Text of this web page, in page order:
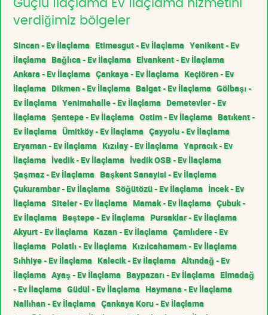
Güçlü İlaçlama Ev İlaçlama hizmetini
verdiğimiz bölgeler
Sincan - Ev İlaçlama Etimesgut - Ev İlaçlama Yenikent - Ev
İlaçlama Bağlıca - Ev İlaçlama Elvankent - Ev İlaçlama
Ankara - Ev İlaçlama Çankaya - Ev İlaçlama Keçiören - Ev
İlaçlama Dikmen - Ev İlaçlama Balgat - Ev İlaçlama Gölbaşı -
Ev İlaçlama Yenimahalle - Ev İlaçlama Demetevler - Ev
İlaçlama Şentepe - Ev İlaçlama Ostim - Ev İlaçlama Batıkent -
Ev İlaçlama Ümitköy - Ev İlaçlama Çayyolu - Ev İlaçlama
Eryaman - Ev İlaçlama Kızılay - Ev İlaçlama Yapracık - Ev
İlaçlama İvedik - Ev İlaçlama İvedik OSB - Ev İlaçlama
Şaşmaz - Ev İlaçlama Başkent Sanayisi - Ev İlaçlama
Çukurambar - Ev İlaçlama Söğütözü - Ev İlaçlama İncek - Ev
İlaçlama Siteler - Ev İlaçlama Mamak - Ev İlaçlama Çubuk -
Ev İlaçlama Beştepe - Ev İlaçlama Pursaklar - Ev İlaçlama
Akyurt - Ev İlaçlama Kazan - Ev İlaçlama Çamlıdere - Ev
İlaçlama Polatlı - Ev İlaçlama Kızılcahamam - Ev İlaçlama
Sıhhiye - Ev İlaçlama Kalecik - Ev İlaçlama Altındağ - Ev
İlaçlama Ayaş - Ev İlaçlama Baypazarı - Ev İlaçlama Elmadağ
- Ev İlaçlama Güdül - Ev İlaçlama Haymana - Ev İlaçlama
Nallıhan - Ev İlaçlama Çankaya Koru - Ev İlaçlama